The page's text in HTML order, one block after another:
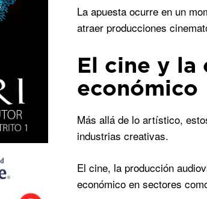
La apuesta ocurre en un
atraer producciones
El cine y la
económico
Más allá de lo artístico,
industrias creativas.
El cine, la producción
económico en sectores